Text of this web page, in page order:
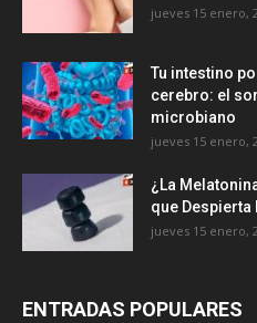
jueves 15 enero,
Tu intestino
cerebro: el
microbiano
jueves 15 enero,
¿La
que Despierta
jueves 15 enero,
ENTRADAS POPULARES